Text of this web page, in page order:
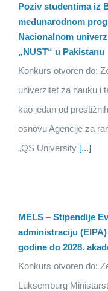
Poziv studentima iz
međunarodnom
Nacionalnom
„NUST“ u Pakistanu
Konkurs otvoren do:
univerzitet za nauku i
kao jedan od
osnovu Agencije za
„QS University [...]
MELS – Stipendije
administraciju
godine do 2028.
Konkurs otvoren do:
Luksemburg